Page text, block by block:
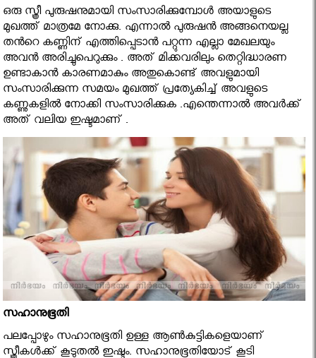
ഒരു സ്ത്രീ പുരുഷനുമായി സംസാരിക്കുമ്പോള്‍ അയാളുടെ
മുഖത്ത് മാത്രമേ നോക്കു. എന്നാല്‍ പുരുഷന്‍ അങ്ങനെയല്ല
തന്‍റെ കണ്ണിന് എത്തിപ്പെടാന്‍ പറ്റുന്ന എല്ലാ മേഖലയും
അവന്‍ അരിച്ചുപെറുക്കും . അത് മിക്കവരിലും തെറ്റിദ്ധാരണ
ഉണ്ടാകാന്‍ കാരണമാകും അതുകൊണ്ട് അവളുമായി
സംസാരിക്കുന്ന സമയം മുഖത്ത് പ്രത്യേകിച്ച് അവളുടെ
കണ്ണുകളില്‍ നോക്കി സംസാരിക്കുക .എന്തെന്നാല്‍ അവര്‍ക്ക്
അത് വലിയ ഇഷ്ടമാണ് .
സഹാനുഭൂതി
പലപ്പോഴും സഹാനുഭൂതി ഉള്ള ആണ്‍കുട്ടികളെയാണ്
സ്ത്രീകള്‍ക്ക് കൂടുതല്‍ ഇഷ്ടം. സഹാനുഭൂതിയോട് കൂടി